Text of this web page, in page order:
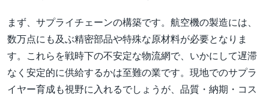
まず、サプライチェーンの構築です。航空機の製造には、
数万点にも及ぶ精密部品や特殊な原材料が必要となりま
す。これらを戦時下の不安定な物流網で、いかにして遅滞
なく安定的に供給するかは至難の業です。現地でのサプラ
イヤー育成も視野に入れるでしょうが、品質・納期・コス